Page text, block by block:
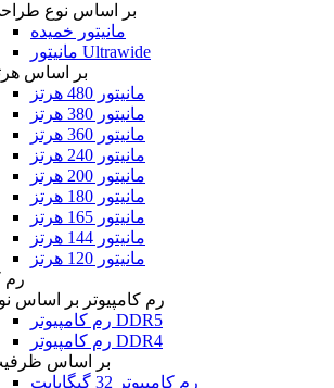
بر اساس نوع
مانیتور خمیده
مانیتور Ultrawide
بر اساس
مانیتور 480 هرتز
مانیتور 380 هرتز
مانیتور 360 هرتز
مانیتور 240 هرتز
مانیتور 200 هرتز
مانیتور 180 هرتز
مانیتور 165 هرتز
مانیتور 144 هرتز
مانیتور 120 هرتز
رم
رم کامپیوتر بر اساس
رم کامپیوتر DDR5
رم کامپیوتر DDR4
بر اساس
رم کامپیوتر 32 گیگابایت